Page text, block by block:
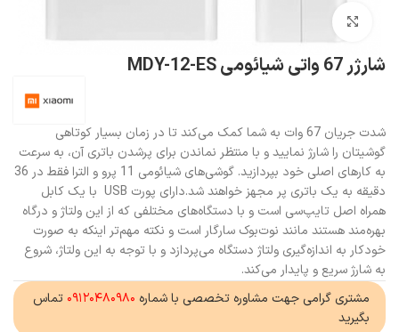
بزرگنمایی تصویر
شارژر 67 واتی شیائومی MDY-12-ES
شدت جریان 67 وات به شما کمک می‌کند تا در زمان بسیار کوتاهی
گوشیتان را شارژ نمایید و با منتظر نماندن برای پرشدن باتری آن، به سرعت
به کارهای اصلی خود بپردازید. گوشی‌های شیائومی 11 پرو و الترا فقط در 36
دقیقه به یک باتری پر مجهز خواهند شد.دارای پورت USB با یک کابل
همراه اصل تایپ‌سی است و با دستگاه‌های مختلفی که از این ولتاژ و درگاه
بهره‌مند هستند مانند نوت‌بوک سارگار است و نکته مهم‌تر اینکه به صورت
خودکار به اندازه‌گیری ولتاژ دستگاه می‌پردازد و با توجه به این ولتاژ، شروع
به شارژ سریع و پایدار می‌کند.
مشتری گرامی جهت مشاوره تخصصی با شماره ۰۹۱۲۰۴۸۰۹۸۰ تماس
بگیرید